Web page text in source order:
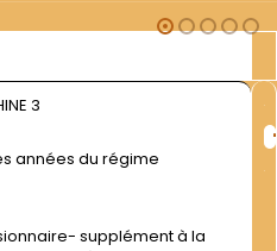
3
années du régime